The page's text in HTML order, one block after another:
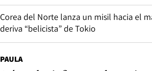
Corea del Norte lanza un misil hacia el
deriva “belicista” de Tokio
PAULA